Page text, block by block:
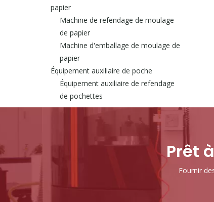
papier
Machine de refendage de moulage
de papier
Machine d'emballage de moulage de
papier
Équipement auxiliaire de poche
Équipement auxiliaire de refendage
de pochettes
Prêt
Fournir